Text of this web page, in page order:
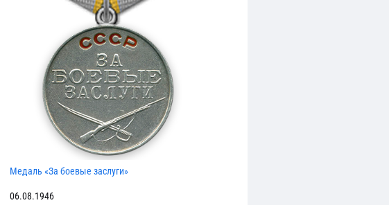
Медаль «За боевые заслуги»
06.08.1946